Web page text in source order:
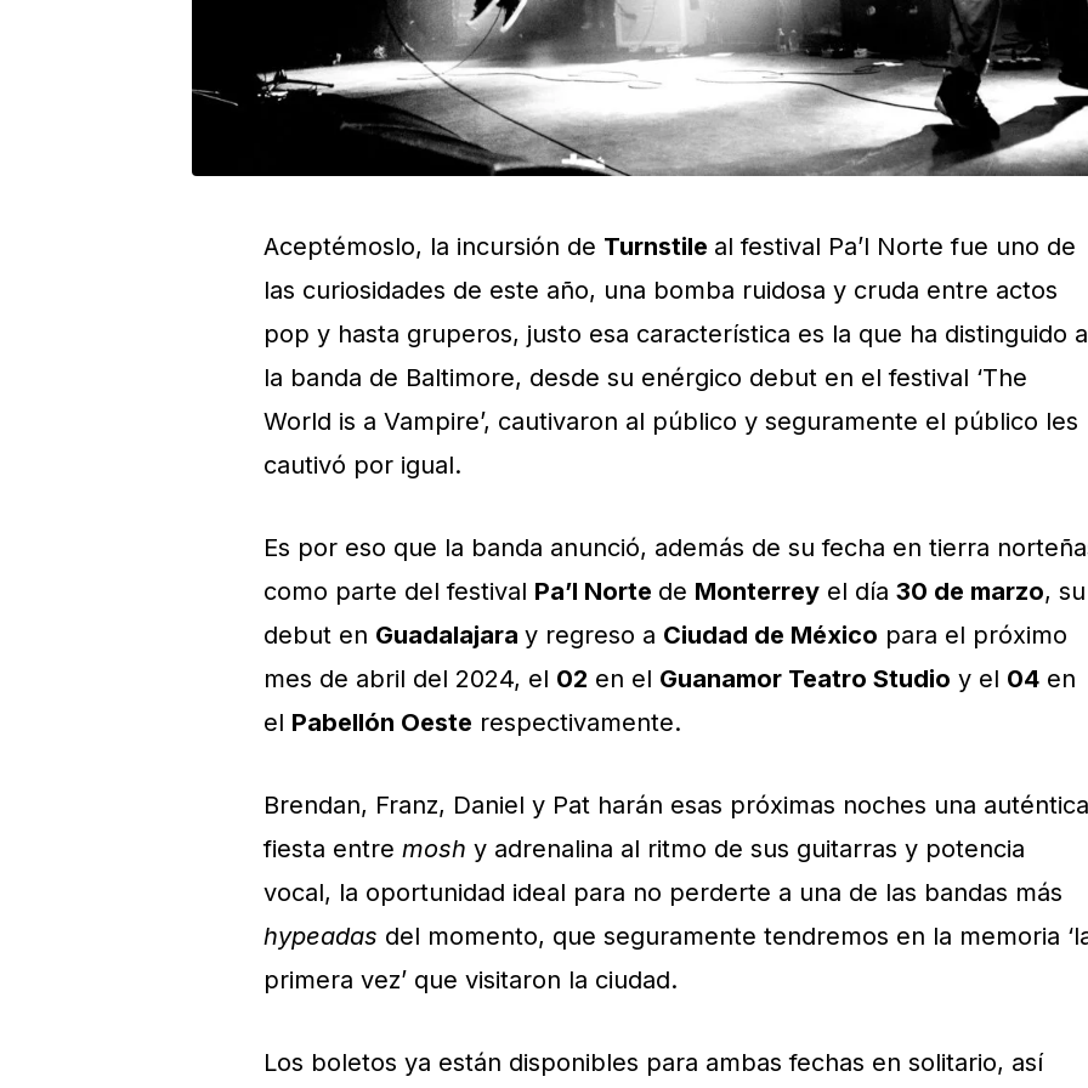
Aceptémoslo, la incursión de Turnstile al festival Pa’l Norte fue uno de
las curiosidades de este año, una bomba ruidosa y cruda entre actos
pop y hasta gruperos, justo esa característica es la que ha distinguido a
la banda de Baltimore, desde su enérgico debut en el festival ‘The
World is a Vampire’, cautivaron al público y seguramente el público les
cautivó por igual.
Es por eso que la banda anunció, además de su fecha en tierra
como parte del festival Pa’l Norte de Monterrey el día 30 de marzo, su
debut en Guadalajara y regreso a Ciudad de México para el próximo
mes de abril del 2024, el 02 en el Guanamor Teatro Studio y el 04 en
el Pabellón Oeste respectivamente.
Brendan, Franz, Daniel y Pat harán esas próximas noches una auténtica
fiesta entre mosh y adrenalina al ritmo de sus guitarras y potencia
vocal, la oportunidad ideal para no perderte a una de las bandas más
hypeadas del momento, que seguramente tendremos en la memoria
primera vez’ que visitaron la ciudad.
Los boletos ya están disponibles para ambas fechas en solitario, así